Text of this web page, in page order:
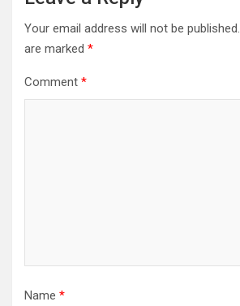
Your email address will not be published.
are marked *
Comment *
Name *